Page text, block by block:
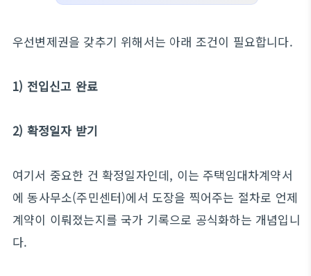
우선변제권을 갖추기 위해서는 아래 조건이 필요합니다.
1) 전입신고 완료
2) 확정일자 받기
여기서 중요한 건 확정일자인데, 이는 주택임대차계약서
에 동사무소(주민센터)에서 도장을 찍어주는 절차로 언제
계약이 이뤄졌는지를 국가 기록으로 공식화하는 개념입니
다.